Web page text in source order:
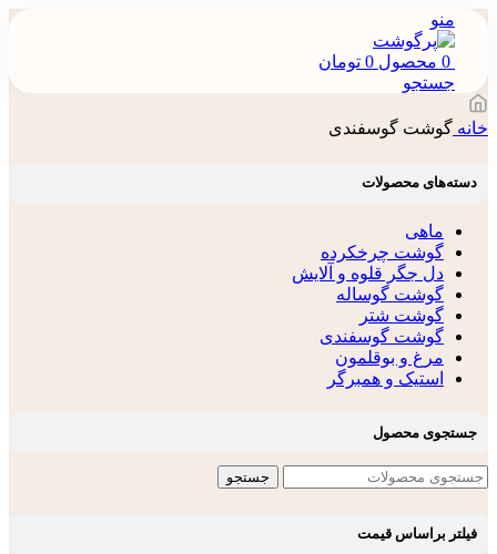
منو
0 محصول 0 تومان
جستجو
خانه گوشت گوسفندی
دسته‌های محصولات
ماهی
گوشت چرخکرده
دل جگر قلوه و آلایش
گوشت گوساله
گوشت شتر
گوشت گوسفندی
مرغ و بوقلمون
استیک و همبرگر
جستجوی محصول
جستجو
فیلتر براساس قیمت